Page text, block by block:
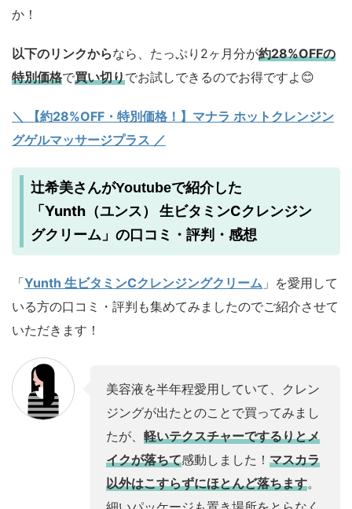
か！
以下のリンクからなら、たっぷり2ヶ月分が約28%OFFの
特別価格で買い切りでお試しできるのでお得ですよ😊
＼ 【約28%OFF・特別価格！】マナラ ホットクレンジン
グゲルマッサージプラス ／
辻希美さんがYoutubeで紹介した
「Yunth（ユンス） 生ビタミンCクレンジン
グクリーム 」の口コミ・評判・感想
「Yunth 生ビタミンCクレンジングクリーム 」を愛用して
いる方の口コミ・評判も集めてみましたのでご紹介させて
いただきます！
美容液を半年程愛用していて、クレン
ジングが出たとのことで買ってみまし
たが、 軽いテクスチャーでするりとメ
イクが落ちて感動しました！ マスカラ
以外はこすらずにほとんど落ちます。